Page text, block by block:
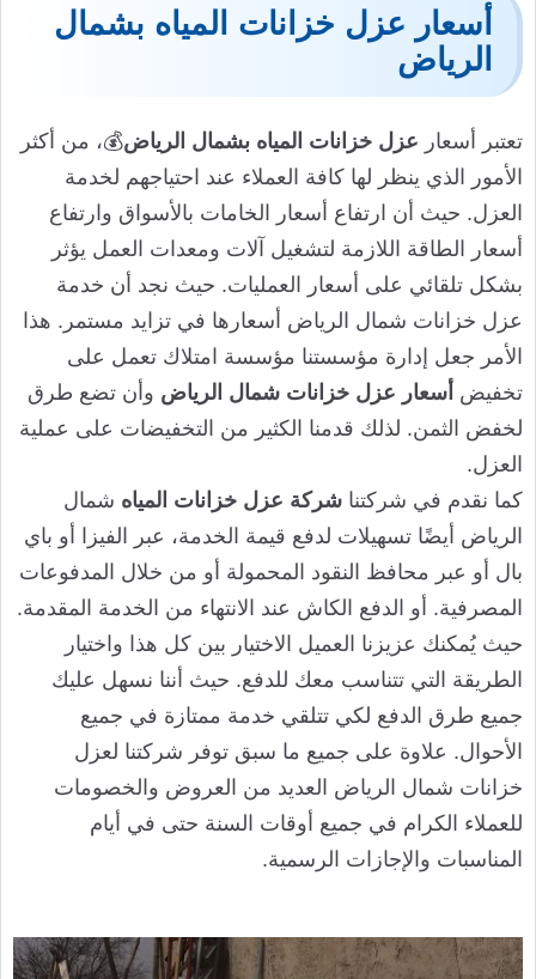
أسعار عزل خزانات المياه بشمال
الرياض
تعتبر أسعار عزل خزانات المياه بشمال الرياض💰، من أكثر
الأمور الذي ينظر لها كافة العملاء عند احتياجهم لخدمة
العزل. حيث أن ارتفاع أسعار الخامات بالأسواق وارتفاع
أسعار الطاقة اللازمة لتشغيل آلات ومعدات العمل يؤثر
بشكل تلقائي على أسعار العمليات. حيث نجد أن خدمة
عزل خزانات شمال الرياض أسعارها في تزايد مستمر. هذا
الأمر جعل إدارة مؤسستنا مؤسسة امتلاك تعمل على
تخفيض أسعار عزل خزانات شمال الرياض وأن تضع طرق
لخفض الثمن. لذلك قدمنا الكثير من التخفيضات على عملية
العزل.
كما نقدم في شركتنا شركة عزل خزانات المياه شمال
الرياض أيضًا تسهيلات لدفع قيمة الخدمة، عبر الفيزا أو باي
بال أو عبر محافظ النقود المحمولة أو من خلال المدفوعات
المصرفية. أو الدفع الكاش عند الانتهاء من الخدمة المقدمة.
حيث يُمكنك عزيزنا العميل الاختيار بين كل هذا واختيار
الطريقة التي تتناسب معك للدفع. حيث أننا نسهل عليك
جميع طرق الدفع لكي تتلقي خدمة ممتازة في جميع
الأحوال. علاوة على جميع ما سبق توفر شركتنا لعزل
خزانات شمال الرياض العديد من العروض والخصومات
للعملاء الكرام في جميع أوقات السنة حتى في أيام
المناسبات والإجازات الرسمية.